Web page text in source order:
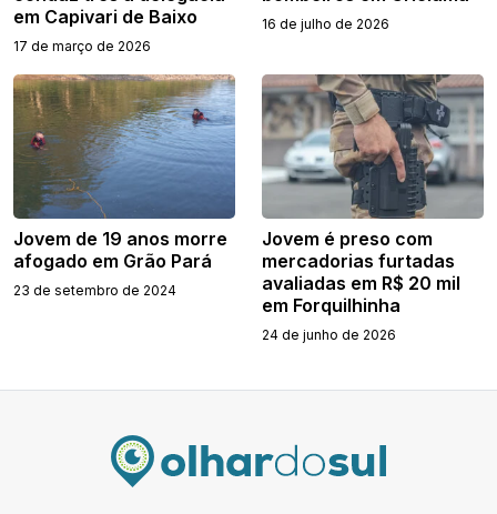
em Capivari de Baixo
17 de março de 2026
16 de julho de 2026
Jovem de 19 anos morre
afogado em Grão Pará
23 de setembro de 2024
Jovem é preso com
mercadorias furtadas
avaliadas em R$ 20 mil
em Forquilhinha
24 de junho de 2026